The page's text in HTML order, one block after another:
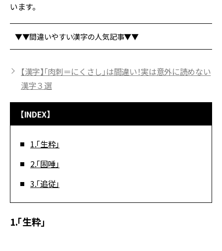
います。
▼▼間違いやすい漢字の人気記事▼▼
【漢字】「肉刺＝にくさし」は間違い！実は意外に読めない
漢字３選
【INDEX】
1.「生粋」
2.「固唾」
3.「追従」
1.「生粋」